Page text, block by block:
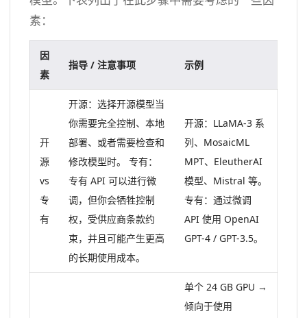
素：
因
素
指导 / 注意事项 示例
开
源
vs
专
有
开源：选择开源模型当
你需要完全控制、本地
部署、或者需要检查和
修改模型时。 专有：
专有 API 可以进行微
调，但你会牺牲控制
权，受供应商条款约
束，并且可能产生更高
的长期使用成本。
开源：LLaMA-3 系
列、MosaicML
MPT、EleutherAI
模型、Mistral 等。
专有：通过微调
API 使用 OpenAI
GPT-4 / GPT-3.5。
单个 24 GB GPU →
倾向于使用